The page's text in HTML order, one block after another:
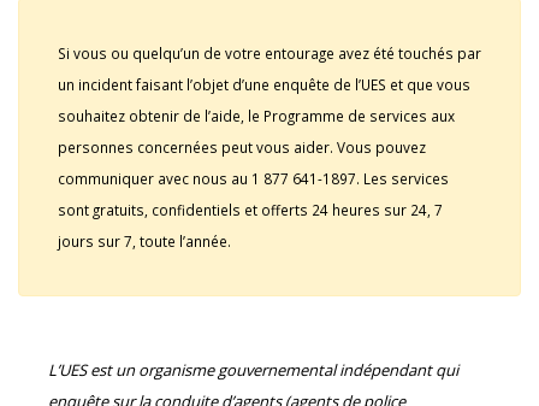
Si vous ou quelqu’un de votre entourage avez été touchés par
un incident faisant l’objet d’une enquête de l’UES et que vous
souhaitez obtenir de l’aide, le Programme de services aux
personnes concernées peut vous aider. Vous pouvez
communiquer avec nous au 1 877 641-1897. Les services
sont gratuits, confidentiels et offerts 24 heures sur 24, 7
jours sur 7, toute l’année.
L’UES est un organisme gouvernemental indépendant qui
enquête sur la conduite d’agents (agents de police